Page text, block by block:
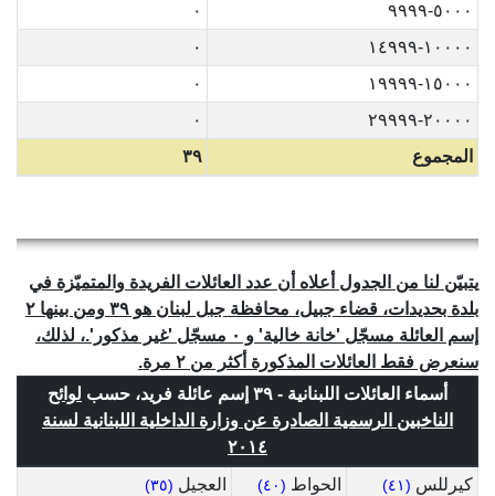
٥٠٠٠-٩٩٩٩
٠
١٠٠٠٠-١٤٩٩٩
٠
١٥٠٠٠-١٩٩٩٩
٠
٢٠٠٠٠-٢٩٩٩٩
٠
المجموع
٣٩
يتبيّن لنا من الجدول أعلاه أن عدد العائلات الفريدة والمتميّزة في
بلدة بحديدات، قضاء جبيل، محافظة جبل لبنان هو ٣٩ ومن بينها ٢
إسم العائلة مسجّل 'خانة خالية' و ٠ مسجّل 'غير مذكور'.، لذلك،
سنعرض فقط العائلات المذكورة أكثر من ٢ مرة.
أسماء العائلات اللبنانية - ٣٩ إسم عائلة فريد، حسب
لوائح
الناخبين الرسمية الصادرة عن وزارة الداخلية اللبنانية لسنة
٢٠١٤
كيرللس (٤١) الحواط (٤٠) العجيل (٣٥)